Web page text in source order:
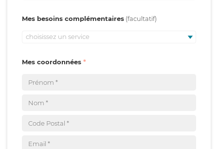
Mes besoins complémentaires
choisissez un service
Mes coordonnées